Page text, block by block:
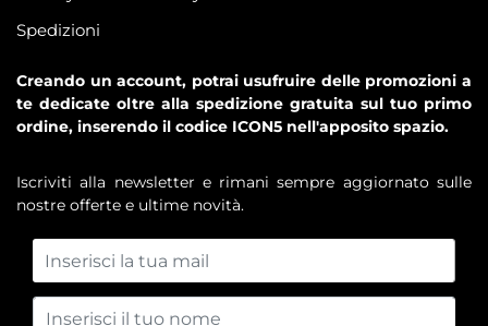
Spedizioni
Creando un account, potrai usufruire delle promozioni a
te dedicate oltre alla spedizione gratuita sul tuo primo
ordine, inserendo il codice ICON5 nell'apposito spazio.
Iscriviti alla newsletter e rimani sempre aggiornato sulle
nostre offerte e ultime novità.